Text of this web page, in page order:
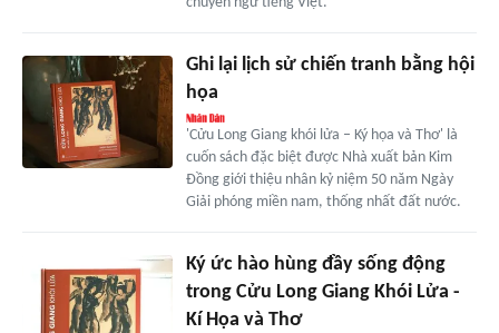
Ghi lại lịch sử chiến tranh bằng hội
họa
'Cửu Long Giang khói lửa – Ký họa và Thơ' là
cuốn sách đặc biệt được Nhà xuất bản Kim
Đồng giới thiệu nhân kỷ niệm 50 năm Ngày
Giải phóng miền nam, thống nhất đất nước.
Ký ức hào hùng đầy sống động
trong Cửu Long Giang Khói Lửa -
Kí Họa và Thơ